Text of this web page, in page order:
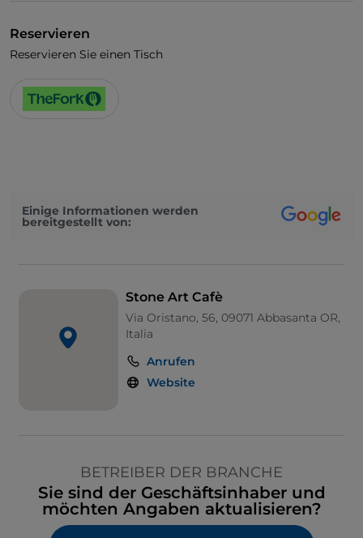
Reservieren
Reservieren Sie einen Tisch
Einige Informationen werden
bereitgestellt von:
Stone Art Cafè
Via Oristano, 56, 09071 Abbasanta OR,
Italia
Anrufen
Website
BETREIBER DER BRANCHE
Sie sind der Geschäftsinhaber und
möchten Angaben aktualisieren?